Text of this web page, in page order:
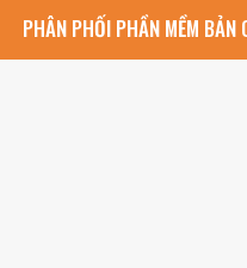
PHÂN PHỐI PHẦN MỀM BẢN